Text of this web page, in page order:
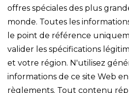
offres spéciales des plus
monde. Toutes les
le point de référence
valider les spécifications
et votre région. N'utilisez
informations de ce site Web
règlements. Tout contenu